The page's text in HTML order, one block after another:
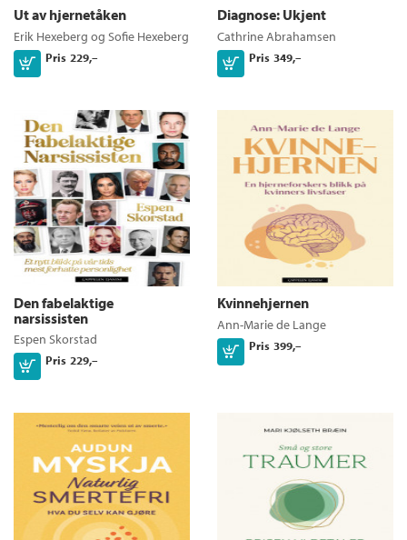
Ut av hjernetåken
Erik Hexeberg og Sofie Hexeberg
Pris 229,–
Kjøp
Diagnose: Ukjent
Cathrine Abrahamsen
Pris 349,–
Kjøp
Den fabelaktige
narsissisten
Espen Skorstad
Pris 229,–
Kjøp
Kvinnehjernen
Ann-Marie de Lange
Pris 399,–
Kjøp